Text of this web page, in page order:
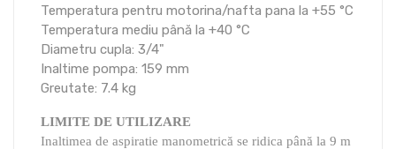
Temperatura pentru motorina/nafta pana la +55 °C
Temperatura mediu până la +40 °C
Diametru cupla: 3/4"
Inaltime pompa: 159 mm
Greutate: 7.4 kg
LIMITE DE UTILIZARE
Inaltimea de aspiratie manometrică se ridica până la 9 m